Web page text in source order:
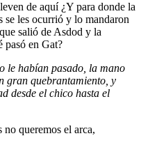
de aquí ¿Y para donde la
se les ocurrió y lo mandaron
salió de Asdod y la
pasó en Gat?
le habían pasado, la mano
gran quebrantamiento, y
desde el chico hasta el
queremos el arca,